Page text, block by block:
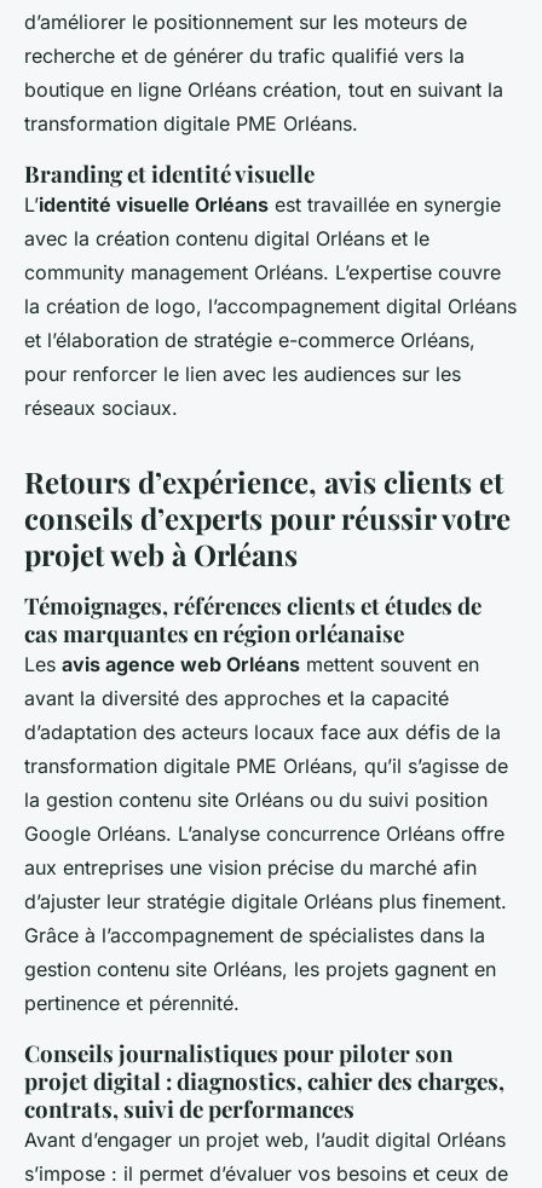
d’améliorer le positionnement sur les moteurs de
recherche et de générer du trafic qualifié vers la
boutique en ligne Orléans création, tout en suivant la
transformation digitale PME Orléans.
Branding et identité visuelle
L’identité visuelle Orléans est travaillée en synergie
avec la création contenu digital Orléans et le
community management Orléans. L’expertise couvre
la création de logo, l’accompagnement digital Orléans
et l’élaboration de stratégie e-commerce Orléans,
pour renforcer le lien avec les audiences sur les
réseaux sociaux.
Retours d’expérience, avis clients et
conseils d’experts pour réussir votre
projet web à Orléans
Témoignages, références clients et études de
cas marquantes en région orléanaise
Les avis agence web Orléans mettent souvent en
avant la diversité des approches et la capacité
d’adaptation des acteurs locaux face aux défis de la
transformation digitale PME Orléans, qu’il s’agisse de
la gestion contenu site Orléans ou du suivi position
Google Orléans. L’analyse concurrence Orléans offre
aux entreprises une vision précise du marché afin
d’ajuster leur stratégie digitale Orléans plus finement.
Grâce à l’accompagnement de spécialistes dans la
gestion contenu site Orléans, les projets gagnent en
pertinence et pérennité.
Conseils journalistiques pour piloter son
projet digital : diagnostics, cahier des charges,
contrats, suivi de performances
Avant d’engager un projet web, l’audit digital Orléans
s’impose : il permet d’évaluer vos besoins et ceux de